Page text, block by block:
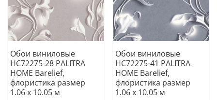
Обои виниловые
HC72275-28 PALITRA
HOME Barelief,
флористика размер
1.06 х 10.05 м
Обои виниловые
HC72275-41 PALITRA
HOME Barelief,
флористика размер
1.06 х 10.05 м